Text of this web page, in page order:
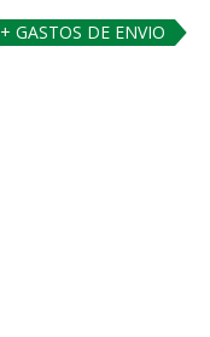
+ GASTOS DE ENVIO